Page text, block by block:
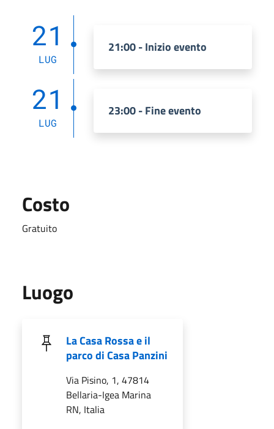
21
LUG
21:00 - Inizio evento
21
LUG
23:00 - Fine evento
Costo
Gratuito
Luogo
La Casa Rossa e il
parco di Casa Panzini
Via Pisino, 1, 47814
Bellaria-Igea Marina
RN, Italia